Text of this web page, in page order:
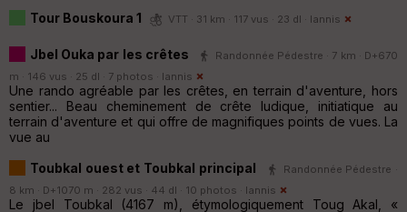
Tour Bouskoura 1
VTT · 31 km · 117 vus · 23 dl · Iannis
Jbel Ouka par les crêtes
Randonnée Pédestre · 7 km · D+670
m · 146 vus · 25 dl · 7 photos · Iannis
Une rando agréable par les crêtes, en terrain d'aventure, hors
sentier... Beau cheminement de crête ludique, initiatique au
terrain d'aventure et qui offre de magnifiques points de vues. La
vue au
Toubkal ouest et Toubkal principal
Randonnée Pédestre ·
8 km · D+1070 m · 282 vus · 44 dl · 10 photos · Iannis
Le jbel Toubkal (4167 m), étymologiquement Toug Akal, «